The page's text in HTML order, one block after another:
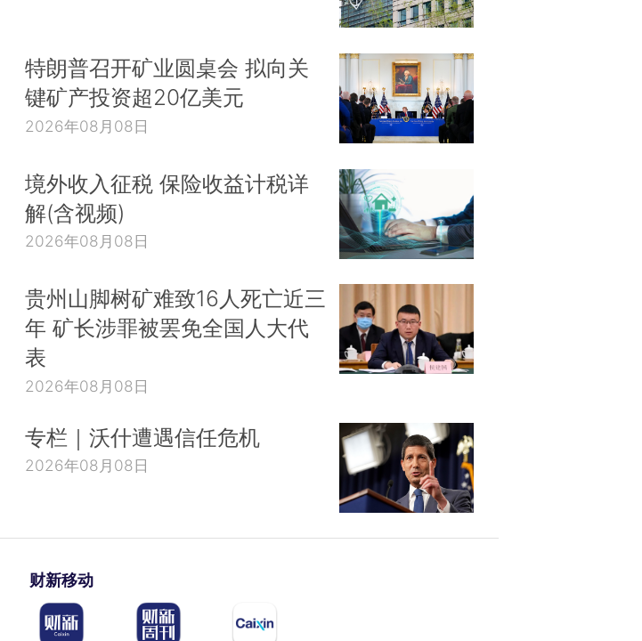
特朗普召开矿业圆桌会 拟向关
键矿产投资超20亿美元
2026年08月08日
境外收入征税 保险收益计税详
解(含视频)
2026年08月08日
贵州山脚树矿难致16人死亡近三
年 矿长涉罪被罢免全国人大代
表
2026年08月08日
专栏｜沃什遭遇信任危机
2026年08月08日
财新移动